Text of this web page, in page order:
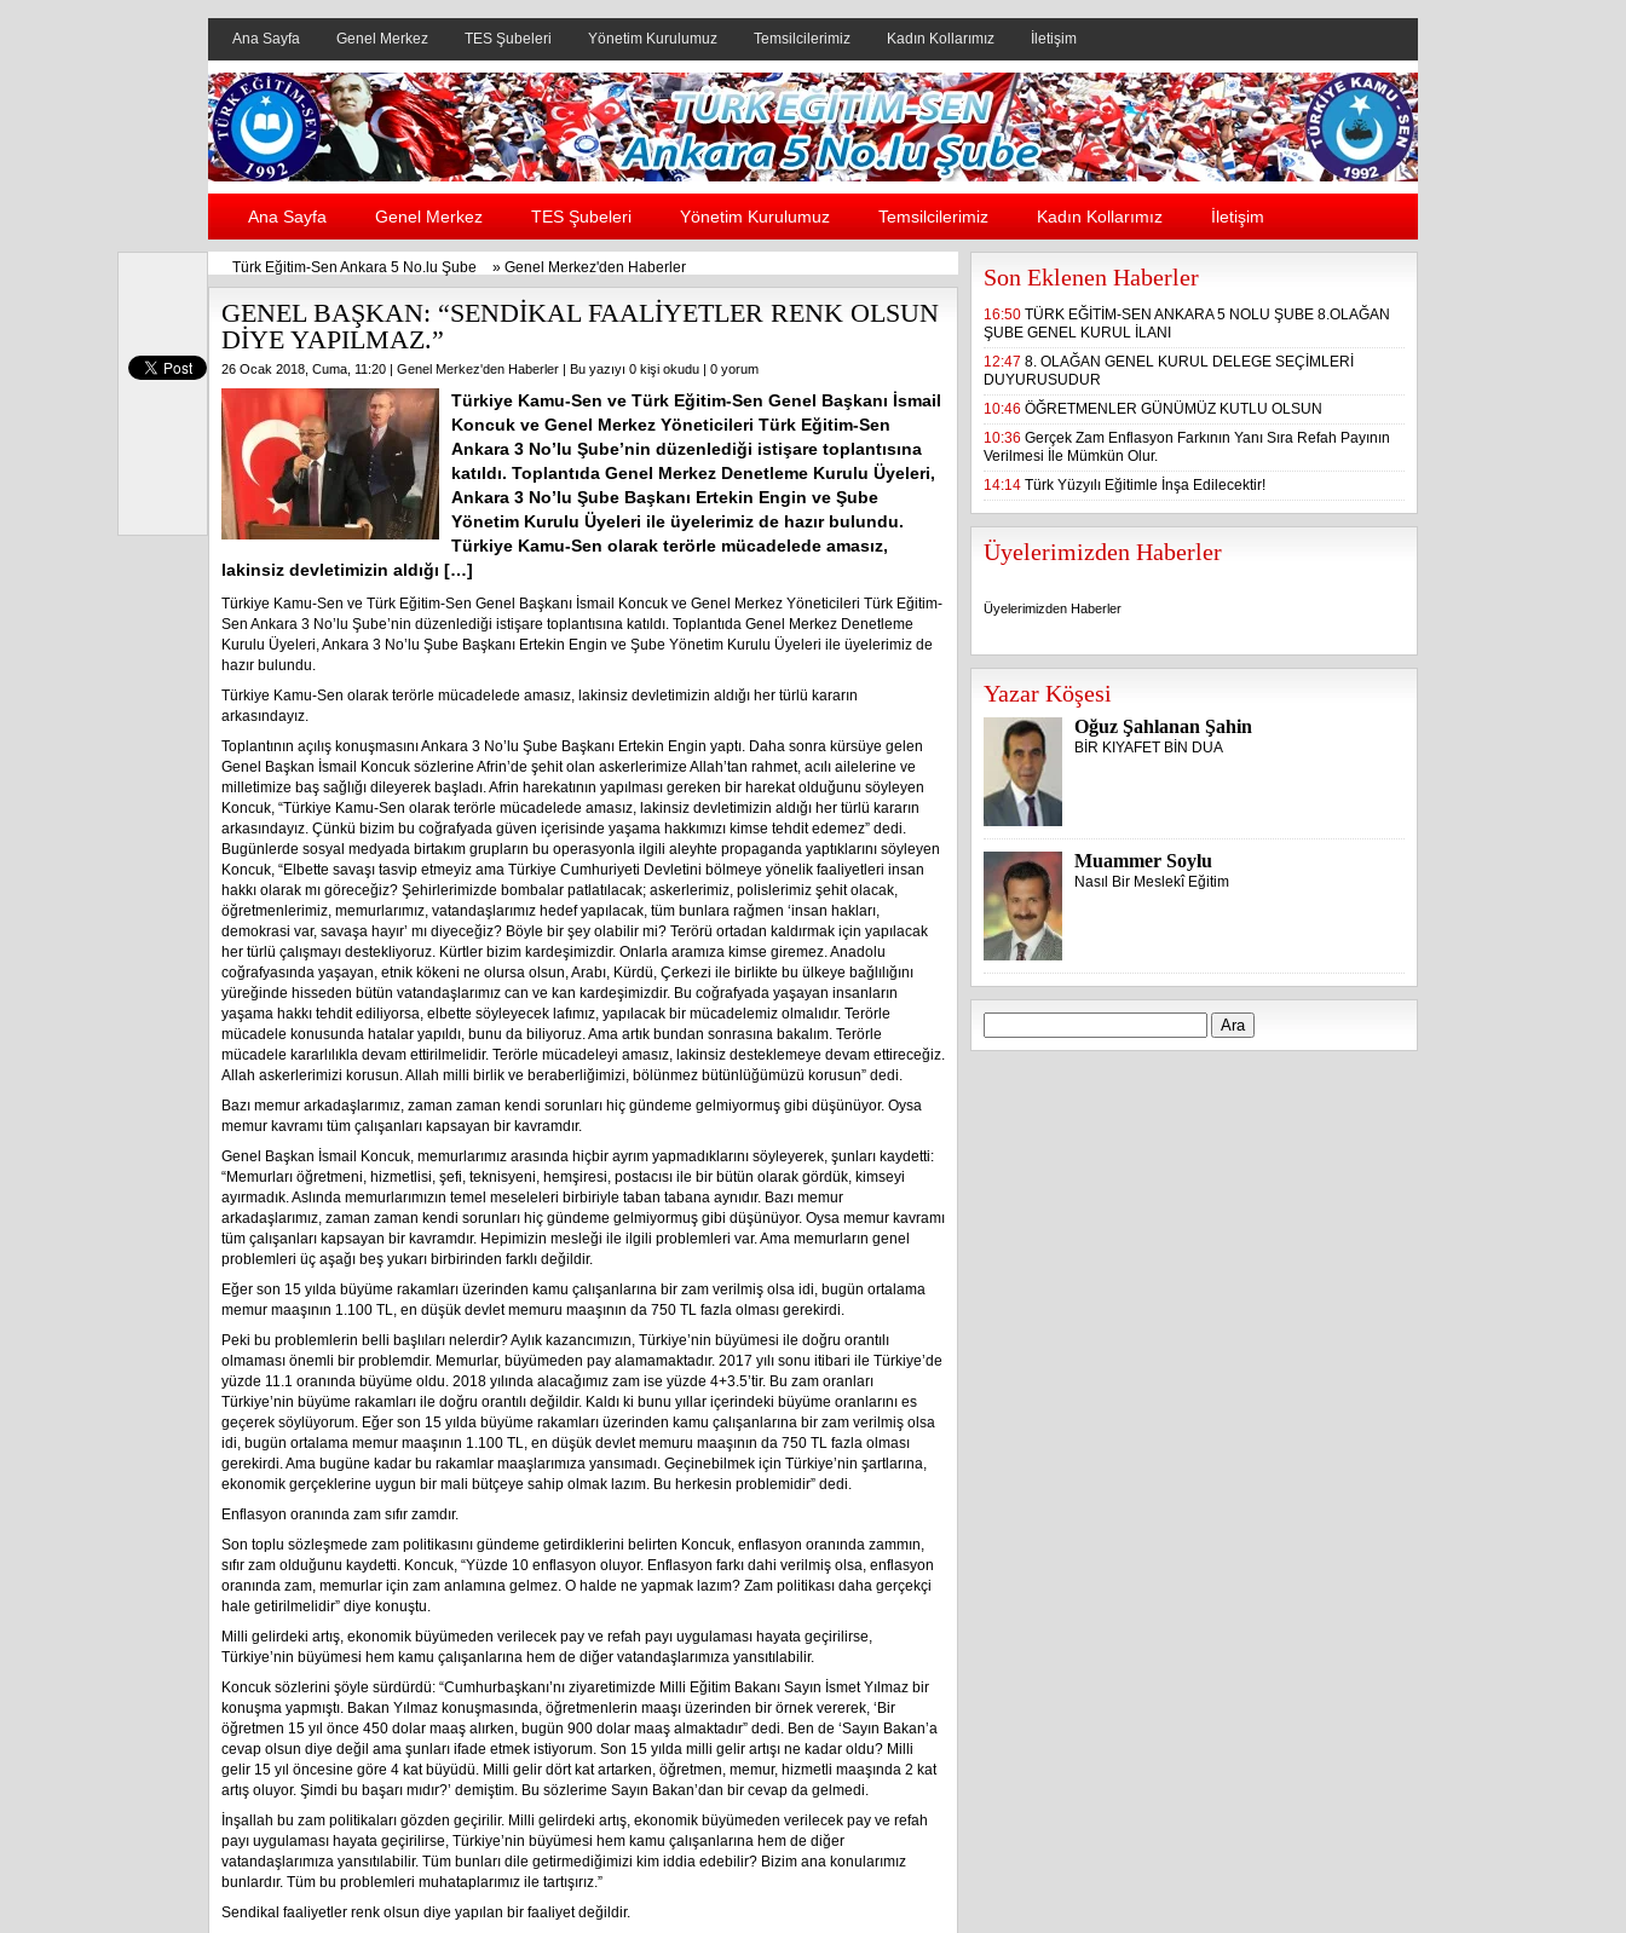
Ana Sayfa Genel Merkez TES Şubeleri Yönetim Kurulumuz Temsilcilerimiz Kadın Kollarımız İletişim
Header yanı reklam alanı
Ana Sayfa Genel Merkez TES Şubeleri Yönetim Kurulumuz Temsilcilerimiz Kadın Kollarımız İletişim
Türk Eğitim-Sen Ankara 5 No.lu Şube » Genel Merkez'den Haberler
GENEL BAŞKAN: “SENDİKAL FAALİYETLER RENK OLSUN
DİYE YAPILMAZ.”
26 Ocak 2018, Cuma, 11:20 | Genel Merkez'den Haberler | Bu yazıyı 0 kişi okudu | 0 yorum
Türkiye Kamu-Sen ve Türk Eğitim-Sen Genel Başkanı İsmail
Koncuk ve Genel Merkez Yöneticileri Türk Eğitim-Sen
Ankara 3 No’lu Şube’nin düzenlediği istişare toplantısına
katıldı. Toplantıda Genel Merkez Denetleme Kurulu Üyeleri,
Ankara 3 No’lu Şube Başkanı Ertekin Engin ve Şube
Yönetim Kurulu Üyeleri ile üyelerimiz de hazır bulundu.
Türkiye Kamu-Sen olarak terörle mücadelede amasız,
lakinsiz devletimizin aldığı […]
Türkiye Kamu-Sen ve Türk Eğitim-Sen Genel Başkanı İsmail Koncuk ve Genel Merkez Yöneticileri Türk Eğitim-
Sen Ankara 3 No’lu Şube’nin düzenlediği istişare toplantısına katıldı. Toplantıda Genel Merkez Denetleme
Kurulu Üyeleri, Ankara 3 No’lu Şube Başkanı Ertekin Engin ve Şube Yönetim Kurulu Üyeleri ile üyelerimiz de
hazır bulundu.
Türkiye Kamu-Sen olarak terörle mücadelede amasız, lakinsiz devletimizin aldığı her türlü kararın
arkasındayız.
Toplantının açılış konuşmasını Ankara 3 No’lu Şube Başkanı Ertekin Engin yaptı. Daha sonra kürsüye gelen
Genel Başkan İsmail Koncuk sözlerine Afrin’de şehit olan askerlerimize Allah’tan rahmet, acılı ailelerine ve
milletimize baş sağlığı dileyerek başladı. Afrin harekatının yapılması gereken bir harekat olduğunu söyleyen
Koncuk, “Türkiye Kamu-Sen olarak terörle mücadelede amasız, lakinsiz devletimizin aldığı her türlü kararın
arkasındayız. Çünkü bizim bu coğrafyada güven içerisinde yaşama hakkımızı kimse tehdit edemez” dedi.
Bugünlerde sosyal medyada birtakım grupların bu operasyonla ilgili aleyhte propaganda yaptıklarını söyleyen
Koncuk, “Elbette savaşı tasvip etmeyiz ama Türkiye Cumhuriyeti Devletini bölmeye yönelik faaliyetleri insan
hakkı olarak mı göreceğiz? Şehirlerimizde bombalar patlatılacak; askerlerimiz, polislerimiz şehit olacak,
öğretmenlerimiz, memurlarımız, vatandaşlarımız hedef yapılacak, tüm bunlara rağmen ‘insan hakları,
demokrasi var, savaşa hayır’ mı diyeceğiz? Böyle bir şey olabilir mi? Terörü ortadan kaldırmak için yapılacak
her türlü çalışmayı destekliyoruz. Kürtler bizim kardeşimizdir. Onlarla aramıza kimse giremez. Anadolu
coğrafyasında yaşayan, etnik kökeni ne olursa olsun, Arabı, Kürdü, Çerkezi ile birlikte bu ülkeye bağlılığını
yüreğinde hisseden bütün vatandaşlarımız can ve kan kardeşimizdir. Bu coğrafyada yaşayan insanların
yaşama hakkı tehdit ediliyorsa, elbette söyleyecek lafımız, yapılacak bir mücadelemiz olmalıdır. Terörle
mücadele konusunda hatalar yapıldı, bunu da biliyoruz. Ama artık bundan sonrasına bakalım. Terörle
mücadele kararlılıkla devam ettirilmelidir. Terörle mücadeleyi amasız, lakinsiz desteklemeye devam ettireceğiz.
Allah askerlerimizi korusun. Allah milli birlik ve beraberliğimizi, bölünmez bütünlüğümüzü korusun” dedi.
Bazı memur arkadaşlarımız, zaman zaman kendi sorunları hiç gündeme gelmiyormuş gibi düşünüyor. Oysa
memur kavramı tüm çalışanları kapsayan bir kavramdır.
Genel Başkan İsmail Koncuk, memurlarımız arasında hiçbir ayrım yapmadıklarını söyleyerek, şunları kaydetti:
“Memurları öğretmeni, hizmetlisi, şefi, teknisyeni, hemşiresi, postacısı ile bir bütün olarak gördük, kimseyi
ayırmadık. Aslında memurlarımızın temel meseleleri birbiriyle taban tabana aynıdır. Bazı memur
arkadaşlarımız, zaman zaman kendi sorunları hiç gündeme gelmiyormuş gibi düşünüyor. Oysa memur kavramı
tüm çalışanları kapsayan bir kavramdır. Hepimizin mesleği ile ilgili problemleri var. Ama memurların genel
problemleri üç aşağı beş yukarı birbirinden farklı değildir.
Eğer son 15 yılda büyüme rakamları üzerinden kamu çalışanlarına bir zam verilmiş olsa idi, bugün ortalama
memur maaşının 1.100 TL, en düşük devlet memuru maaşının da 750 TL fazla olması gerekirdi.
Peki bu problemlerin belli başlıları nelerdir? Aylık kazancımızın, Türkiye’nin büyümesi ile doğru orantılı
olmaması önemli bir problemdir. Memurlar, büyümeden pay alamamaktadır. 2017 yılı sonu itibari ile Türkiye’de
yüzde 11.1 oranında büyüme oldu. 2018 yılında alacağımız zam ise yüzde 4+3.5’tir. Bu zam oranları
Türkiye’nin büyüme rakamları ile doğru orantılı değildir. Kaldı ki bunu yıllar içerindeki büyüme oranlarını es
geçerek söylüyorum. Eğer son 15 yılda büyüme rakamları üzerinden kamu çalışanlarına bir zam verilmiş olsa
idi, bugün ortalama memur maaşının 1.100 TL, en düşük devlet memuru maaşının da 750 TL fazla olması
gerekirdi. Ama bugüne kadar bu rakamlar maaşlarımıza yansımadı. Geçinebilmek için Türkiye’nin şartlarına,
ekonomik gerçeklerine uygun bir mali bütçeye sahip olmak lazım. Bu herkesin problemidir” dedi.
Enflasyon oranında zam sıfır zamdır.
Son toplu sözleşmede zam politikasını gündeme getirdiklerini belirten Koncuk, enflasyon oranında zammın,
sıfır zam olduğunu kaydetti. Koncuk, “Yüzde 10 enflasyon oluyor. Enflasyon farkı dahi verilmiş olsa, enflasyon
oranında zam, memurlar için zam anlamına gelmez. O halde ne yapmak lazım? Zam politikası daha gerçekçi
hale getirilmelidir” diye konuştu.
Milli gelirdeki artış, ekonomik büyümeden verilecek pay ve refah payı uygulaması hayata geçirilirse,
Türkiye’nin büyümesi hem kamu çalışanlarına hem de diğer vatandaşlarımıza yansıtılabilir.
Koncuk sözlerini şöyle sürdürdü: “Cumhurbaşkanı’nı ziyaretimizde Milli Eğitim Bakanı Sayın İsmet Yılmaz bir
konuşma yapmıştı. Bakan Yılmaz konuşmasında, öğretmenlerin maaşı üzerinden bir örnek vererek, ‘Bir
öğretmen 15 yıl önce 450 dolar maaş alırken, bugün 900 dolar maaş almaktadır” dedi. Ben de ‘Sayın Bakan’a
cevap olsun diye değil ama şunları ifade etmek istiyorum. Son 15 yılda milli gelir artışı ne kadar oldu? Milli
gelir 15 yıl öncesine göre 4 kat büyüdü. Milli gelir dört kat artarken, öğretmen, memur, hizmetli maaşında 2 kat
artış oluyor. Şimdi bu başarı mıdır?’ demiştim. Bu sözlerime Sayın Bakan’dan bir cevap da gelmedi.
İnşallah bu zam politikaları gözden geçirilir. Milli gelirdeki artış, ekonomik büyümeden verilecek pay ve refah
payı uygulaması hayata geçirilirse, Türkiye’nin büyümesi hem kamu çalışanlarına hem de diğer
vatandaşlarımıza yansıtılabilir. Tüm bunları dile getirmediğimizi kim iddia edebilir? Bizim ana konularımız
bunlardır. Tüm bu problemleri muhataplarımız ile tartışırız.”
Sendikal faaliyetler renk olsun diye yapılan bir faaliyet değildir.
Son Eklenen Haberler
16:50 TÜRK EĞİTİM-SEN ANKARA 5 NOLU ŞUBE 8.OLAĞAN
ŞUBE GENEL KURUL İLANI
12:47 8. OLAĞAN GENEL KURUL DELEGE SEÇİMLERİ
DUYURUSUDUR
10:46 ÖĞRETMENLER GÜNÜMÜZ KUTLU OLSUN
10:36 Gerçek Zam Enflasyon Farkının Yanı Sıra Refah Payının
Verilmesi İle Mümkün Olur.
14:14 Türk Yüzyılı Eğitimle İnşa Edilecektir!
Üyelerimizden Haberler
Üyelerimizden Haberler
Yazar Köşesi
Oğuz Şahlanan Şahin
BİR KIYAFET BİN DUA
Muammer Soylu
Nasıl Bir Meslekî Eğitim
Arama: